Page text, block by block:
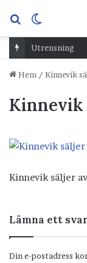
Sök
efterskin
Utrensning
Hem / Kinnevik
Kinnevik säljer
Lämna ett svar
Din e-postadress